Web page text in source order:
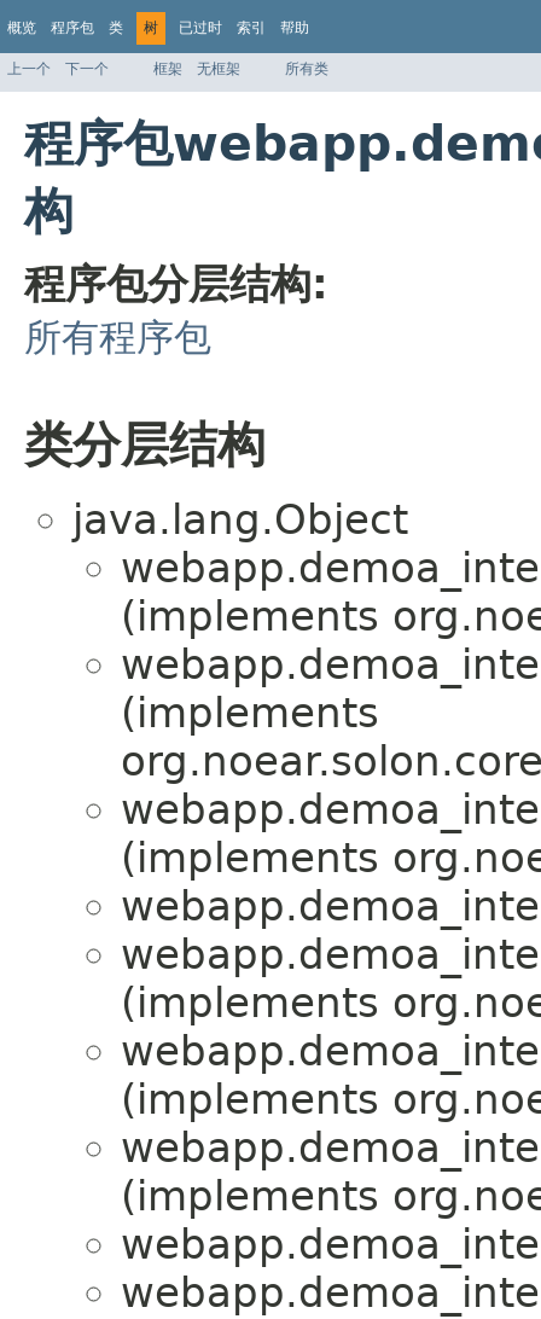
概览 程序包 类 树 已过时 索引 帮助
上一个 下一个 框架 无框架 所有类
程序包
构
程序包分层结构:
所有程序包
类分层结构
java.lang.Object
(implements
(implements
(implements
(implements
(implements
(implements